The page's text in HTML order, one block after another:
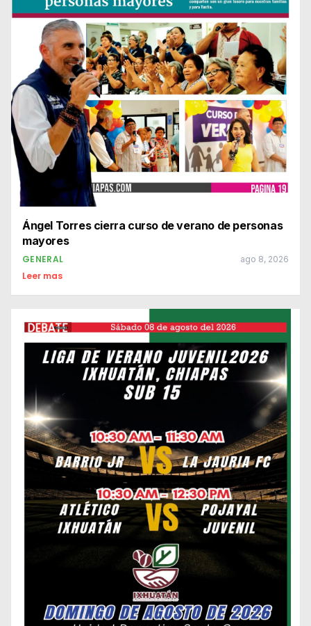
Ángel Torres cierra curso de verano de personas
mayores
GENERAL ago 8, 2026
Leer mas